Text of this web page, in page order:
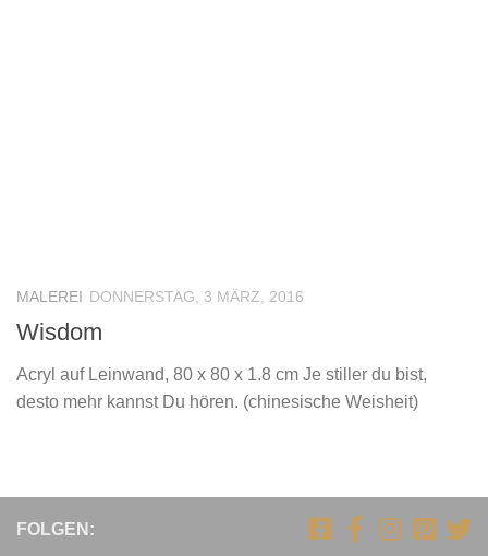
MALEREI DONNERSTAG, 3 MÄRZ, 2016
Wisdom
Acryl auf Leinwand, 80 x 80 x 1.8 cm Je stiller du bist,
desto mehr kannst Du hören. (chinesische Weisheit)
FOLGEN: